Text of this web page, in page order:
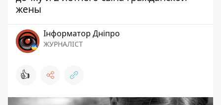
жены
Інформатор Дніпро
ЖУРНАЛІСТ
👍